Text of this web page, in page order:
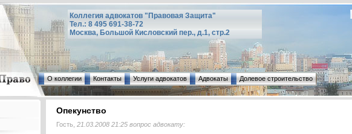
Коллегия адвокатов "Правовая Защита"
Тел.: 8 495 691-38-72
Москва, Большой Кисловский пер., д.1, стр.2
О коллегии Контакты Услуги адвокатов Адвокаты Долевое строительство
Опекунство
Гость, 21.03.2008 21:25 вопрос адвокату: